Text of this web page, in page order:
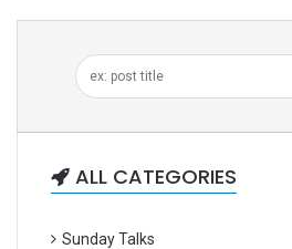
ALL CATEGORIES
Sunday Talks